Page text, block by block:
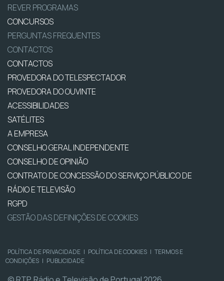
REVER PROGRAMAS
CONCURSOS
PERGUNTAS FREQUENTES
CONTACTOS
CONTACTOS
PROVEDORA DO TELESPECTADOR
PROVEDORA DO OUVINTE
ACESSIBILIDADES
SATÉLITES
A EMPRESA
CONSELHO GERAL INDEPENDENTE
CONSELHO DE OPINIÃO
CONTRATO DE CONCESSÃO DO SERVIÇO PÚBLICO DE
RÁDIO E TELEVISÃO
RGPD
GESTÃO DAS DEFINIÇÕES DE COOKIES
POLÍTICA DE PRIVACIDADE | POLÍTICA DE COOKIES | TERMOS E
CONDIÇÕES | PUBLICIDADE